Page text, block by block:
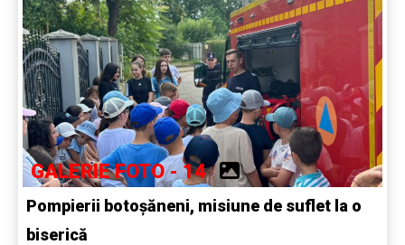
GALERIE FOTO - 14
Pompierii botoșăneni, misiune de suflet la o
biserică